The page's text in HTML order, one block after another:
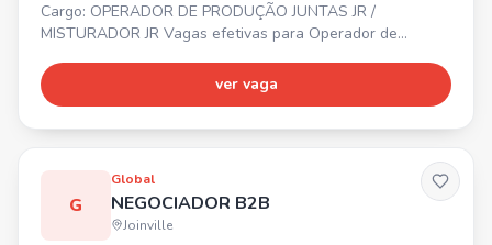
Cargo: OPERADOR DE PRODUÇÃO JUNTAS JR /
MISTURADOR JR Vagas efetivas para Operador de
Aventureiro – Joinville. ✔ Não é necessário ter
experiência. ✔ Ensino fundamental completo. Início
ver vaga
G
Global
NEGOCIADOR B2B
Joinville